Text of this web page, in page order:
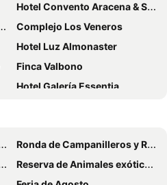
Hotel Convento Aracena & Spa
Complejo Los Veneros
Hotel Luz Almonaster
Finca Valbono
Hotel Galería Essentia
Finca La Fronda
El alojamiento rural de Peter
Ronda de Campanilleros y Rosario de la Aurora
Reserva de Animales exóticos Castillo de las Guardas